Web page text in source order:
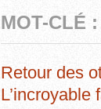
MOT-CLÉ
Retour des
L’incroyable